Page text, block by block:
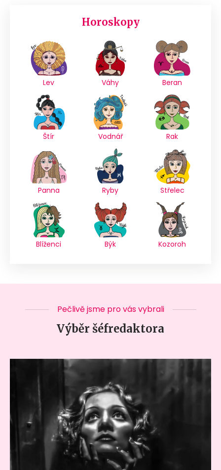
Horoskopy
Lev Váhy Beran
Štír Vodnář Rak
Panna Ryby Střelec
Blíženci Býk Kozoroh
Pečlivě jsme pro vás vybrali
Výběr šéfredaktora